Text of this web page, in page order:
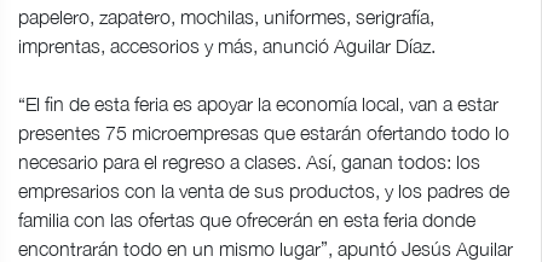
papelero, zapatero, mochilas, uniformes, serigrafía,
imprentas, accesorios y más, anunció Aguilar Díaz.
“El fin de esta feria es apoyar la economía local, van a estar
presentes 75 microempresas que estarán ofertando todo lo
necesario para el regreso a clases. Así, ganan todos: los
empresarios con la venta de sus productos, y los padres de
familia con las ofertas que ofrecerán en esta feria donde
encontrarán todo en un mismo lugar”, apuntó Jesús Aguilar